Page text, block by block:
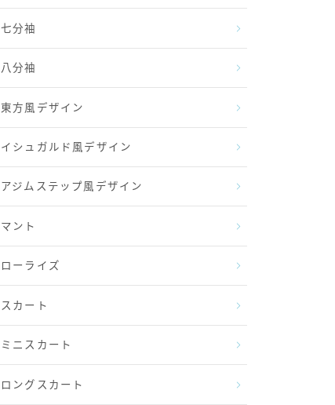
七分袖
八分袖
東方風デザイン
イシュガルド風デザイン
アジムステップ風デザイン
マント
ローライズ
スカート
ミニスカート
ロングスカート